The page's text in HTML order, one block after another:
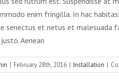
enim fringilla. In hac
senectus et netus et malesuada
Aenean
| February 28th, 2016 | Installation |